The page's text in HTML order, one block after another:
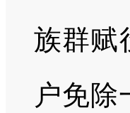
族群赋
户免